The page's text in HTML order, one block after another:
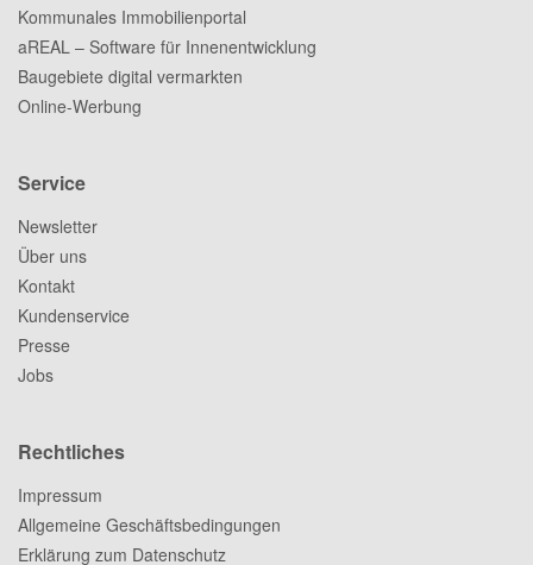
Kommunales Immobilienportal
aREAL – Software für Innenentwicklung
Baugebiete digital vermarkten
Online-Werbung
Service
Newsletter
Über uns
Kontakt
Kundenservice
Presse
Jobs
Rechtliches
Impressum
Allgemeine Geschäftsbedingungen
Erklärung zum Datenschutz